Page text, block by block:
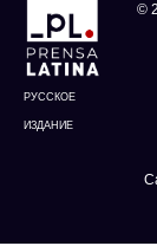
РУССКОЕ
ИЗДАНИЕ
©